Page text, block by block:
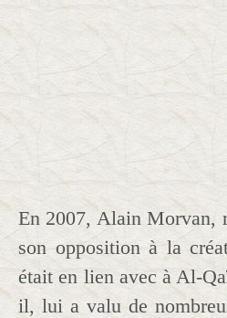
En 2007, Alain Morvan,
son opposition à la
était en lien avec à Al-
il, lui a valu de